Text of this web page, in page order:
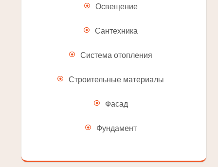
Освещение
Сантехника
Система отопления
Строительные материалы
Фасад
Фундамент